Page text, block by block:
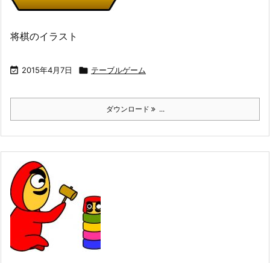
将棋のイラスト
 2015年4月7日  テーブルゲーム
ダウンロード ...